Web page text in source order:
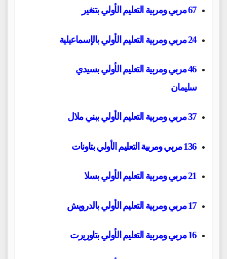
67 مربي ومربية التعليم الأولي بتنغير
24 مربي ومربية التعليم الأولي بالإسماعيلية
46 مربي ومربية التعليم الأولي بسيدي
سليمان
37 مربي ومربية التعليم الأولي ببني ملال
136 مربي ومربية التعليم الأولي بتاونات
21 مربي ومربية التعليم الأولي بسلا
17 مربي ومربية التعليم الأولي بالدرويش
16 مربي ومربية التعليم الأولي بتاوريرت